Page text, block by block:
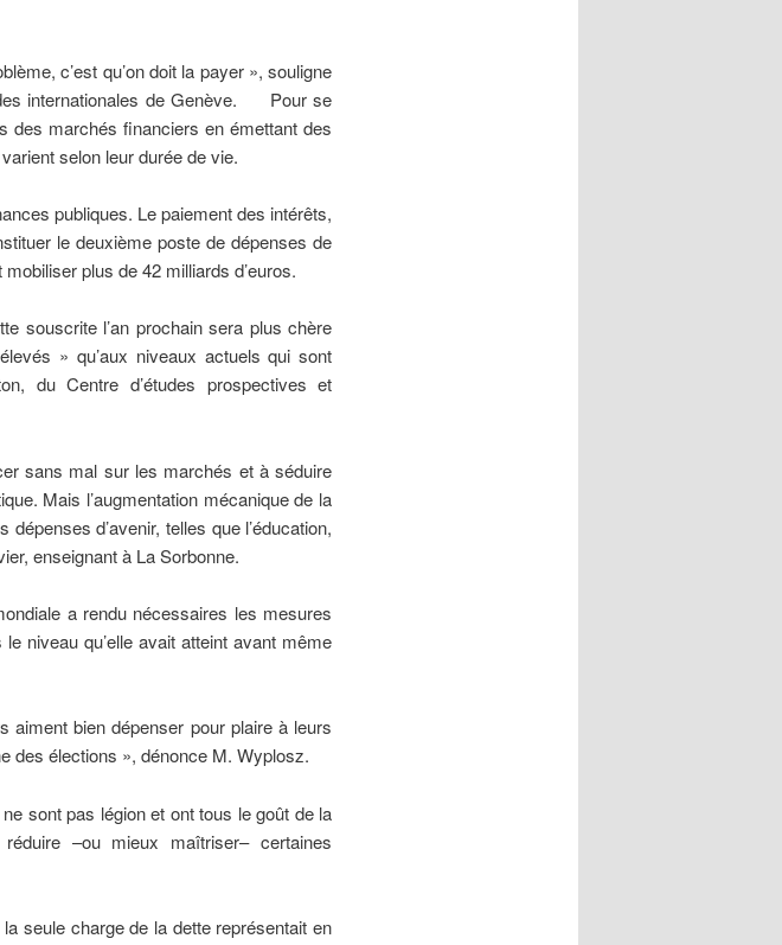
c’est qu’on doit la payer », souligne
internationales de Genève. Pour se
des marchés financiers en émettant des
selon leur durée de vie.
publiques. Le paiement des intérêts,
le deuxième poste de dépenses de
plus de 42 milliards d’euros.
souscrite l’an prochain sera plus chère
» qu’aux niveaux actuels qui sont
du Centre d’études prospectives et
sans mal sur les marchés et à séduire
Mais l’augmentation mécanique de la
d’avenir, telles que l’éducation,
enseignant à La Sorbonne.
a rendu nécessaires les mesures
niveau qu’elle avait atteint avant même
aiment bien dépenser pour plaire à leurs
des élections », dénonce M. Wyplosz.
sont pas légion et ont tous le goût de la
–ou mieux maîtriser– certaines
seule charge de la dette représentait en